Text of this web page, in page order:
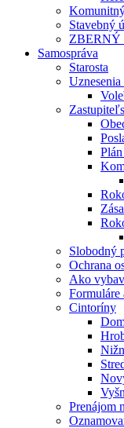
Stavebný
ZBERNÝ
Samospráva
Starosta
Slobodný
Ochrana
Ako
Formuláre
Cintoríny
Prenájom